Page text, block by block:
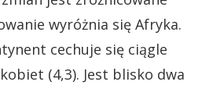
wyróżnia się Afryka.
cechuje się ciągle
(4,3). Jest blisko dwa